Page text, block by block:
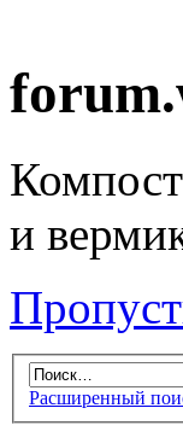
и
Расширенный